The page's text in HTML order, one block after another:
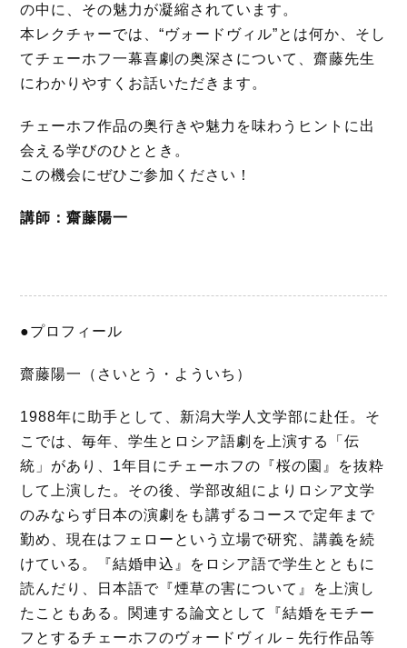
の中に、その魅力が凝縮されています。
本レクチャーでは、“ヴォードヴィル”とは何か、そし
てチェーホフ一幕喜劇の奥深さについて、齋藤先生
にわかりやすくお話いただきます。
チェーホフ作品の奥行きや魅力を味わうヒントに出
会える学びのひととき。
この機会にぜひご参加ください！
講師：齋藤陽一
●プロフィール
齋藤陽一（さいとう・よういち）
1988年に助手として、新潟大学人文学部に赴任。そ
こでは、毎年、学生とロシア語劇を上演する「伝
統」があり、1年目にチェーホフの『桜の園』を抜粋
して上演した。その後、学部改組によりロシア文学
のみならず日本の演劇をも講ずるコースで定年まで
勤め、現在はフェローという立場で研究、講義を続
けている。『結婚申込』をロシア語で学生とともに
読んだり、日本語で『煙草の害について』を上演し
たこともある。関連する論文として『結婚をモチー
フとするチェーホフのヴォードヴィル－先行作品等